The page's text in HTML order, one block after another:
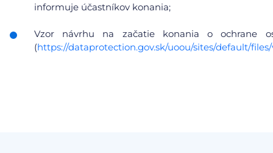
informuje účastníkov konania;
Vzor návrhu na začatie konania o ochrane
(https://dataprotection.gov.sk/uoou/sites/default/